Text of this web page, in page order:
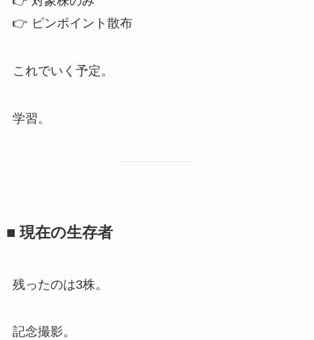
👉 ピンポイント散布
これでいく予定。
学習。
■ 現在の生存者
残ったのは3株。
記念撮影。